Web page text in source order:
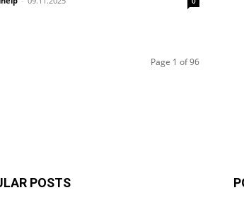
Page 1 of 96
POSTS